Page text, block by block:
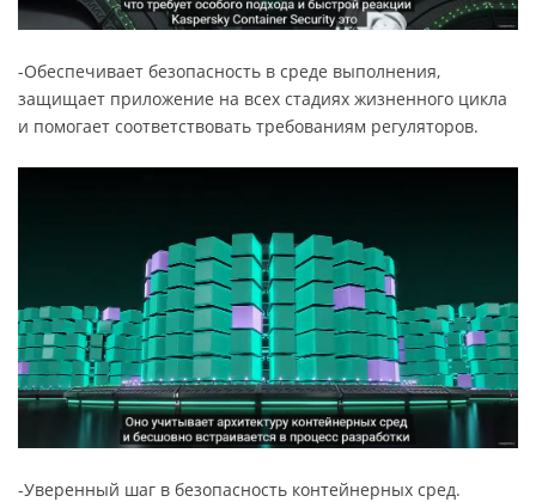
-Обеспечивает безопасность в среде выполнения,
защищает приложение на всех стадиях жизненного цикла
и помогает соответствовать требованиям регуляторов.
-Уверенный шаг в безопасность контейнерных сред.